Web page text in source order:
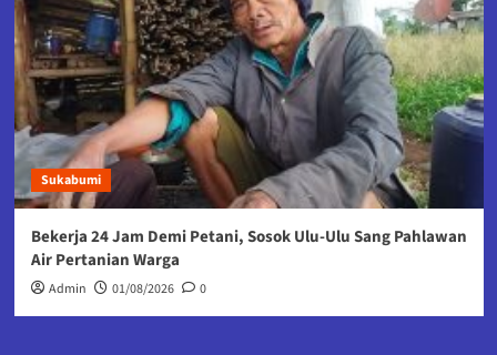
Sukabumi
Bekerja 24 Jam Demi Petani, Sosok Ulu-Ulu Sang Pahlawan
Air Pertanian Warga
Admin 01/08/2026 0